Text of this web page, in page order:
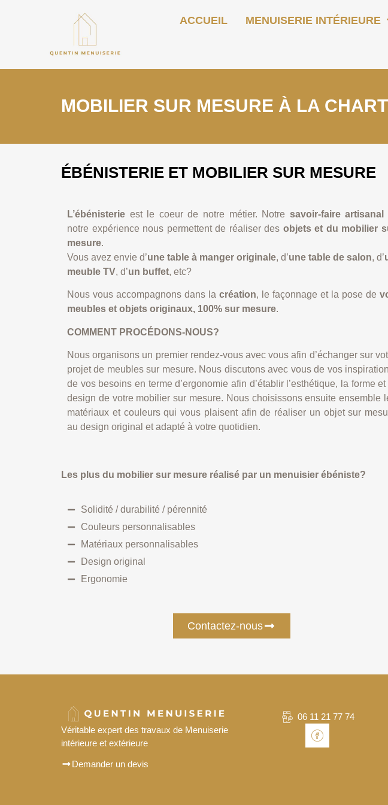
ACCUEIL MENUISERIE INTÉRIEURE
MOBILIER SUR MESURE À LA
ÉBÉNISTERIE ET MOBILIER SUR MESURE
L’ébénisterie est le coeur de notre métier. Notre savoir-faire artisanal
notre expérience nous permettent de réaliser des objets et du mobilier
mesure.
Vous avez envie d’une table à manger originale, d’une table de salon, d’
meuble TV, d’un buffet, etc?
Nous vous accompagnons dans la création, le façonnage et la pose de
meubles et objets originaux, 100% sur mesure.
COMMENT PROCÉDONS-NOUS?
Nous organisons un premier rendez-vous avec vous afin d’échanger sur
projet de meubles sur mesure. Nous discutons avec vous de vos
de vos besoins en terme d’ergonomie afin d’établir l’esthétique, la forme et
design de votre mobilier sur mesure. Nous choisissons ensuite ensemble
matériaux et couleurs qui vous plaisent afin de réaliser un objet sur
au design original et adapté à votre quotidien.
Les plus du mobilier sur mesure réalisé par un menuisier ébéniste?
Solidité / durabilité / pérennité
Couleurs personnalisables
Matériaux personnalisables
Design original
Ergonomie
Contactez-nous
Véritable expert des travaux de Menuiserie
intérieure et extérieure
Demander un devis
06 11 21 77 74